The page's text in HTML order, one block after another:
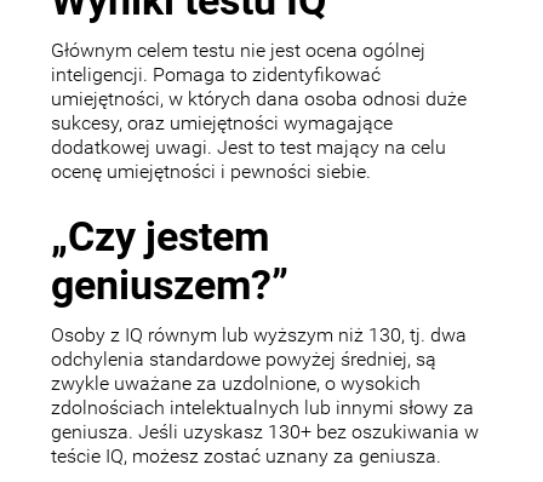
Głównym celem testu nie jest ocena ogólnej
inteligencji. Pomaga to zidentyfikować
umiejętności, w których dana osoba odnosi duże
sukcesy, oraz umiejętności wymagające
dodatkowej uwagi. Jest to test mający na celu
ocenę umiejętności i pewności siebie.
„Czy jestem
geniuszem?”
Osoby z IQ równym lub wyższym niż 130, tj. dwa
odchylenia standardowe powyżej średniej, są
zwykle uważane za uzdolnione, o wysokich
zdolnościach intelektualnych lub innymi słowy za
geniusza. Jeśli uzyskasz 130+ bez oszukiwania w
teście IQ, możesz zostać uznany za geniusza.